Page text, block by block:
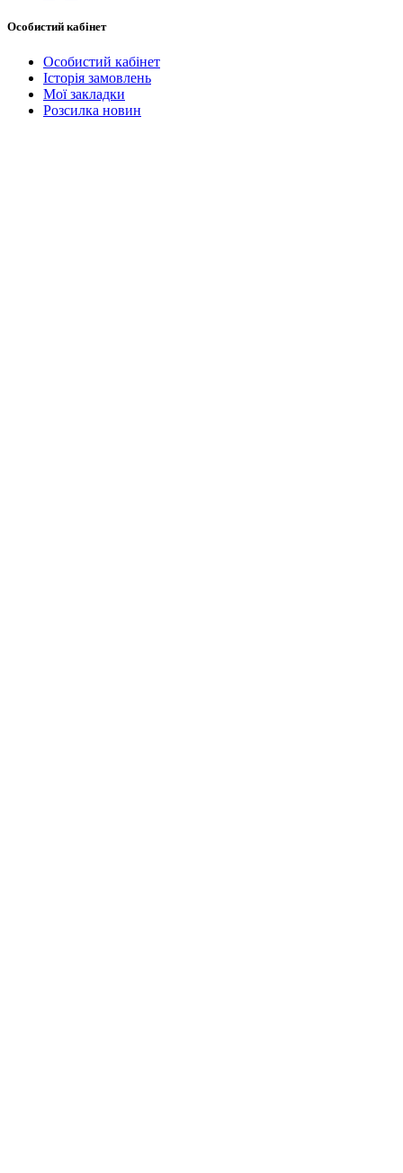
Особистий кабінет
Особистий кабінет
Історія замовлень
Мої закладки
Розсилка новин